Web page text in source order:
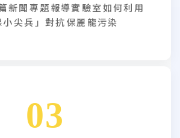
新聞專題報導實驗室如何利用
小尖兵」對抗保麗龍污染
03